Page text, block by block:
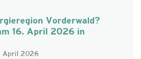
Vorderwald?
16. April 2026 in
April 2026